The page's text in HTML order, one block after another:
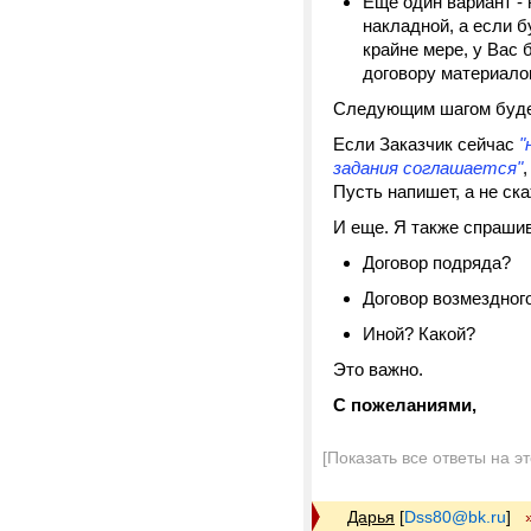
накладной, а если
крайне мере, у Вас
договору
Следующим шагом
Если Заказчик сейчас
задания соглашается",
Пусть напишет, а не
И еще. Я также
Договор подряда?
Договор
Иной? Какой?
Это важно.
С пожеланиями,
[Показать все ответы на
Дарья [Dss80@bk.ru]